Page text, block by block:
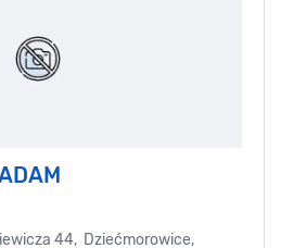
44, Dziećmorowice,